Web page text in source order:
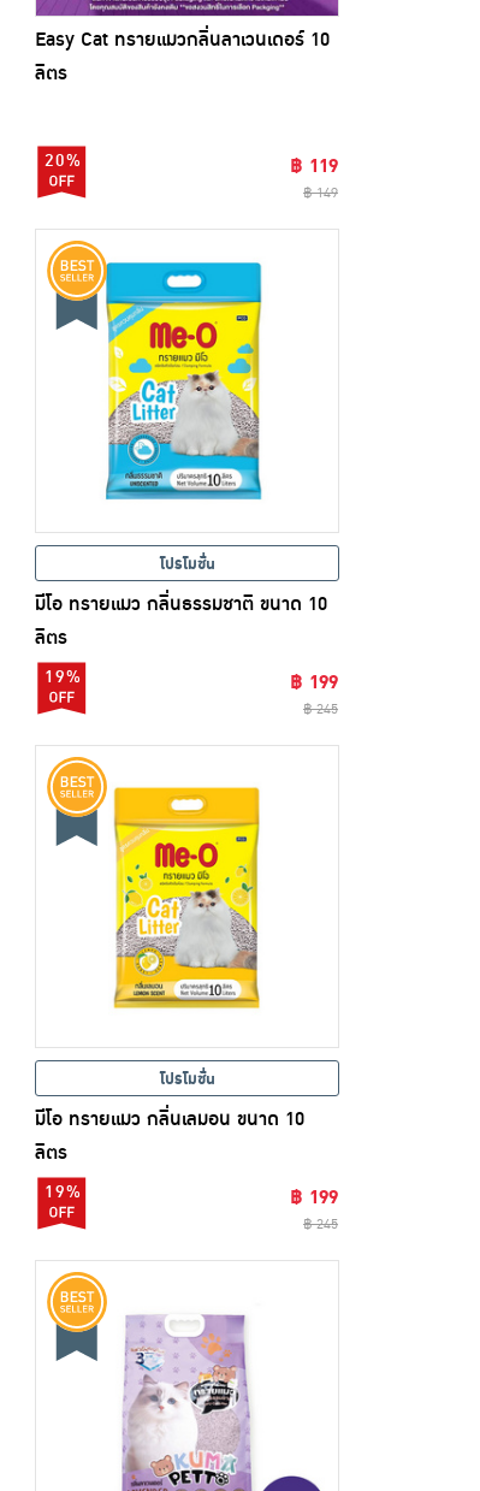
Easy Cat ทรายแมวกลิ่นลาเวนเดอร์ 10
ลิตร
20% ฿ 119
฿ 149
โปรโมชั่น
มีโอ ทรายแมว กลิ่นธรรมชาติ ขนาด 10
ลิตร
19% ฿ 199
฿ 245
โปรโมชั่น
มีโอ ทรายแมว กลิ่นเลมอน ขนาด 10
ลิตร
19% ฿ 199
฿ 245